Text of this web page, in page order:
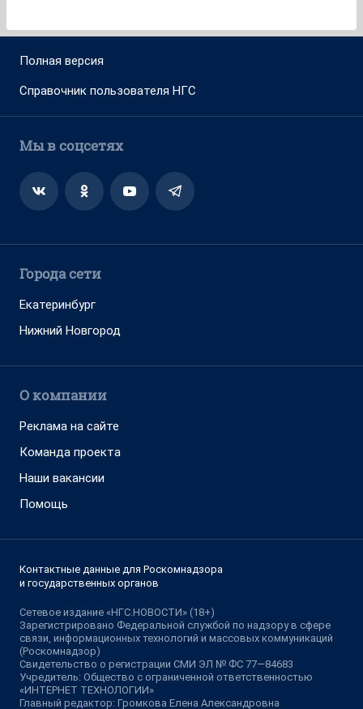
Полная версия
Справочник пользователя НГС
Мы в соцсетях
Города сети
Екатеринбург
Нижний Новгород
О компании
Реклама на сайте
Команда проекта
Наши вакансии
Помощь
Контактные данные для Роскомнадзора
и государственных органов
Сетевое издание «НГС.НОВОСТИ» (18+)
Зарегистрировано Федеральной службой по надзору в сфере
связи, информационных технологий и массовых коммуникаций
(Роскомнадзор)
Свидетельство о регистрации СМИ ЭЛ № ФС 77—84683
Учредитель: Общество с ограниченной ответственностью
«ИНТЕРНЕТ ТЕХНОЛОГИИ»
Главный редактор: Громкова Елена Александровна